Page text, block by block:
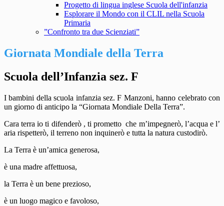
Progetto di lingua inglese Scuola dell'infanzia
Esplorare il Mondo con il CLIL nella Scuola
Primaria
”Confronto tra due Scienziati”
Giornata Mondiale della Terra
Scuola dell’Infanzia sez. F
I bambini della scuola infanzia sez. F Manzoni, hanno celebrato con
un giorno di anticipo la “Giornata Mondiale Della Terra”.
Cara terra io ti difenderò , ti prometto che m’impegnerò, l’acqua e l’
aria rispetterò, il terreno non inquinerò e tutta la natura custodirò.
La Terra è un’amica generosa,
è una madre affettuosa,
la Terra è un bene prezioso,
è un luogo magico e favoloso,